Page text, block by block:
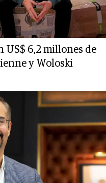
US$ 6,2 millones de
y Woloski